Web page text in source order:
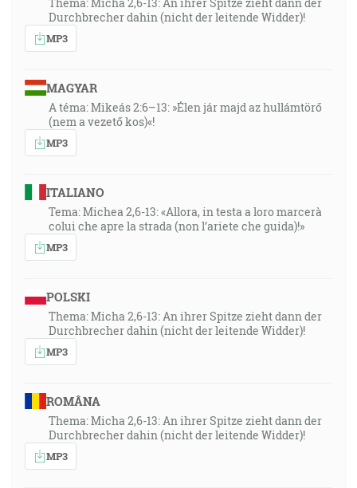
Durchbrecher dahin (nicht der leitende Widder)!
MP3
MAGYAR
A téma: Mikeás 2:6–13: »Élen jár majd az hullámtörő
(nem a vezető kos)«!
MP3
ITALIANO
Tema: Michea 2,6-13: «Allora, in testa a loro marcerà
colui che apre la strada (non l’ariete che guida)!»
MP3
POLSKI
Thema: Micha 2,6-13: An ihrer Spitze zieht dann der
Durchbrecher dahin (nicht der leitende Widder)!
MP3
ROMÂNA
Thema: Micha 2,6-13: An ihrer Spitze zieht dann der
Durchbrecher dahin (nicht der leitende Widder)!
MP3